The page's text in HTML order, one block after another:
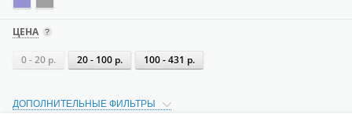
ЦЕНА
0 - 20 р. 20 - 100 р. 100 - 431 р.
ДОПОЛНИТЕЛЬНЫЕ ФИЛЬТРЫ